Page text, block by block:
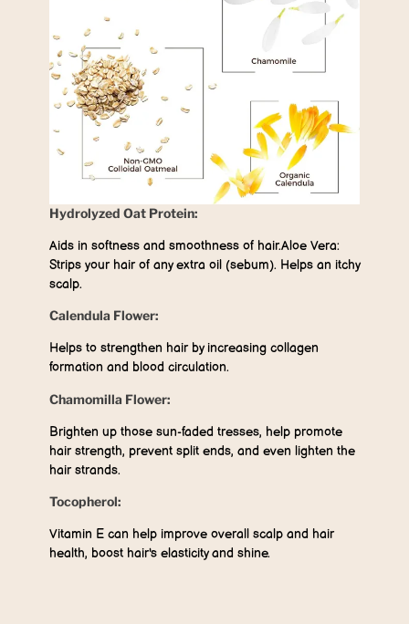
Hydrolyzed Oat Protein:
Aids in softness and smoothness of hair.Aloe Vera:
Strips your hair of any extra oil (sebum). Helps an itchy
scalp.
Calendula Flower:
Helps to strengthen hair by increasing collagen
formation and blood circulation.
Chamomilla Flower:
Brighten up those sun-faded tresses, help promote
hair strength, prevent split ends, and even lighten the
hair strands.
Tocopherol:
Vitamin E can help improve overall scalp and hair
health, boost hair's elasticity and shine.